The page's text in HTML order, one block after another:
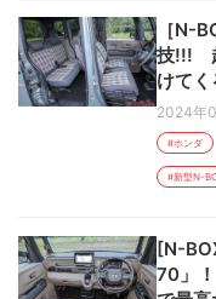
［N-
技!!!
けてく
2024年
#ホンダ
#新型N-
[N-
70」